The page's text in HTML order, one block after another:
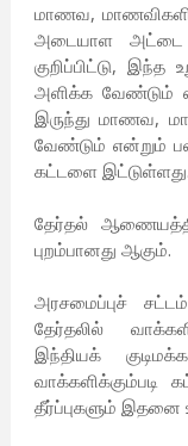
மாணவ,
அடையாள
குறிப்பிட்டு, இந்த
அளிக்க வேண்டும்
இருந்து மாணவ,
வேண்டும் என்றும்
கட்டளை இட்டுள்ளது.
தேர்தல்
புறம்பானது ஆகும்.
அரசமைப்புச்
தேர்தலில்
இந்தியக்
வாக்களிக்கும்படி
தீர்ப்புகளும் இதனை